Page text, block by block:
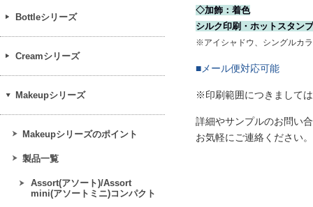
◇加飾：着色
シルク印刷・ホットスタン
※アイシャドウ、シングルカ
■メール便対応可能
※印刷範囲につきまして
詳細やサンプルのお問い
お気軽にご連絡ください。
Bottleシリーズ
Creamシリーズ
Makeupシリーズ
Makeupシリーズのポイント
製品一覧
Assort(アソート)/Assort
mini(アソートミニ)コンパクト